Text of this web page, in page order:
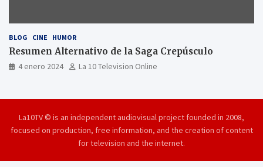
BLOG CINE HUMOR
Resumen Alternativo de la Saga Crepúsculo
4 enero 2024 La 10 Television Online
La10TV © is an independent audiovisual project founded in 2008,
focused on production, free information, and the creation of content
for television and the internet.